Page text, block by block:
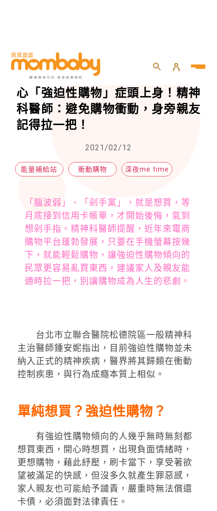
HOME momself
領到紅包先別急著上網買東西！小
心「強迫性購物」症頭上身！精神
科醫師：避免購物衝動，身旁親友
記得拉一把！
2021/02/12
能量補給站 衝動購物 深夜me time
「腦波弱」、「剁手黨」，就是想買，等
月底接到信用卡帳單，才開始後悔，氣到
想剁手指。精神科醫師提醒，近年來電商
購物平台蓬勃發展，只要在手機螢幕按幾
下，就能輕鬆購物，讓強迫性購物傾向的
民眾更容易亂買東西，建議家人及親友能
適時拉一把，別讓購物成為人生的悲劇。
台北市立聯合醫院松德院區一般精神科
主治醫師鍾安妮指出，目前強迫性購物並未
納入正式的精神疾病，醫界將其歸類在衝動
控制疾患，與行為成癮本質上相似。
單純想買？強迫性購物？
有強迫性購物傾向的人幾乎無時無刻都
想買東西，開心時想買，出現負面情緒時，
更想購物，藉此紓壓，刷卡當下，享受著欲
望被滿足的快感，但沒多久就產生罪惡感，
家人親友也可能給予譴責，嚴重時無法償還
卡債，必須面對法律責任。